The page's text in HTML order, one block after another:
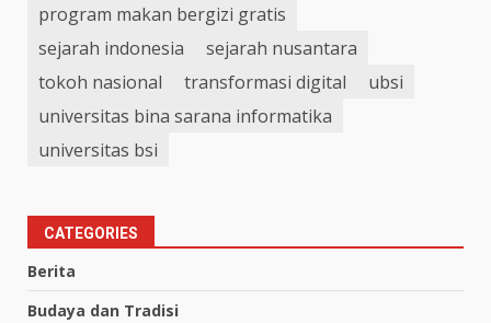
program makan bergizi gratis
sejarah indonesia
sejarah nusantara
tokoh nasional
transformasi digital
ubsi
universitas bina sarana informatika
universitas bsi
CATEGORIES
Berita
Budaya dan Tradisi